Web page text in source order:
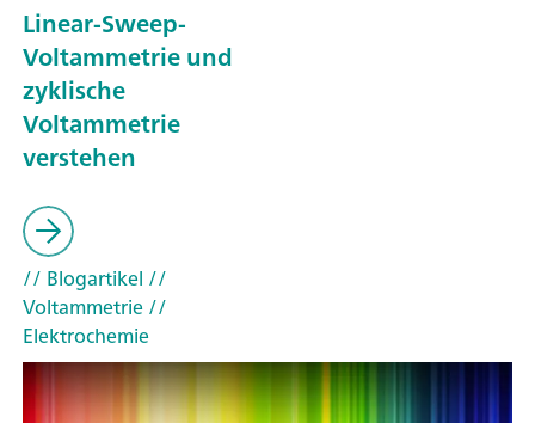
Linear-Sweep-
Voltammetrie und
zyklische
Voltammetrie
verstehen
// Blogartikel //
Voltammetrie//
Elektrochemie